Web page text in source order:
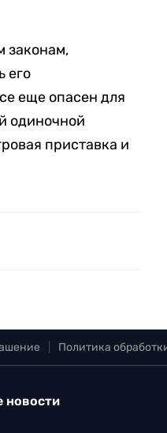
законам,
его
еще опасен для
одиночной
приставка и
Политика
новости